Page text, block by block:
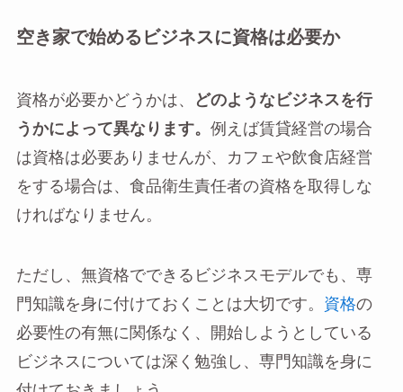
空き家で始めるビジネスに資格は必要か
資格が必要かどうかは、
どのようなビジネスを行
うかによって異なります。 例えば賃貸経営の場合
は資格は必要ありませんが、カフェや飲食店経営
をする場合は、食品衛生責任者の資格を取得しな
ければなりません。
ただし、無資格でできるビジネスモデルでも、専
門知識を身に付けておくことは大切です。 資格の
必要性の有無に関係なく、開始しようとしている
ビジネスについては深く勉強し、専門知識を身に